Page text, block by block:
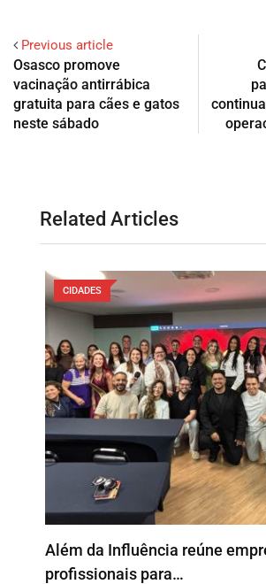
Previous article
Osasco promove
vacinação antirrábica
gratuita para cães e gatos
neste sábado
Related Articles
CIDADES
Além da Influência reúne
profissionais para…